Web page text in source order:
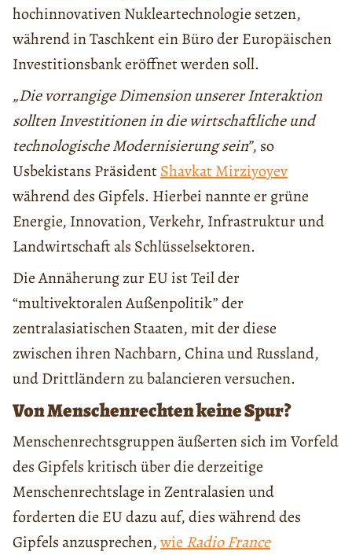
hochinnovativen Nukleartechnologie setzen,
während in Taschkent ein Büro der Europäischen
Investitionsbank eröffnet werden soll.
„Die vorrangige Dimension unserer Interaktion
sollten Investitionen in die wirtschaftliche und
technologische Modernisierung sein”, so
Usbekistans PräsidentShavkat Mirziyoyev
während des Gipfels. Hierbei nannte er grüne
Energie, Innovation, Verkehr, Infrastruktur und
Landwirtschaft als Schlüsselsektoren.
Die Annäherung zur EU ist Teil der
“multivektoralen Außenpolitik” der
zentralasiatischen Staaten, mit der diese
zwischen ihren Nachbarn, China und Russland,
und Drittländern zu balancieren versuchen.
Von Menschenrechten keine Spur?
Menschenrechtsgruppen äußerten sich im Vorfeld
des Gipfels kritisch über die derzeitige
Menschenrechtslage in Zentralasien und
forderten die EU dazu auf, dies während des
Gipfels anzusprechen,wie Radio France